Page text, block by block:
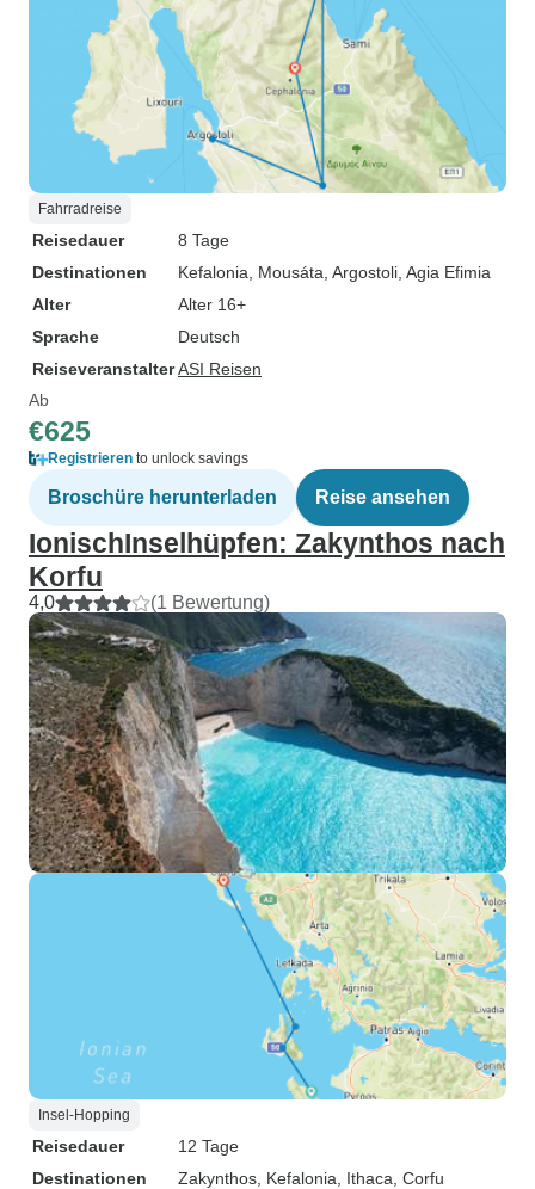
Fahrradreise
Reisedauer
8 Tage
Destinationen
Kefalonia , Mousáta , Argostoli , Agia Efimia
Alter
Alter 16+
Sprache
Deutsch
ReiseveranstalterASI Reisen
Ab
€625
Registrieren to unlock savings
Broschüre herunterladen Reise ansehen
IonischInselhüpfen: Zakynthos nach
Korfu
4,0 (1 Bewertung)
Insel-Hopping
Reisedauer
12 Tage
Destinationen
Zakynthos , Kefalonia , Ithaca , Corfu